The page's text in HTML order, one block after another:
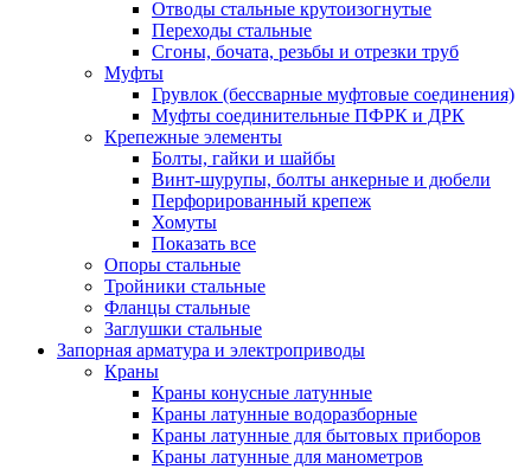
Отводы стальные крутоизогнутые
Переходы стальные
Сгоны, бочата, резьбы и отрезки труб
Муфты
Грувлок (бессварные муфтовые соединения)
Муфты соединительные ПФРК и ДРК
Крепежные элементы
Болты, гайки и шайбы
Винт-шурупы, болты анкерные и дюбели
Перфорированный крепеж
Хомуты
Показать все
Опоры стальные
Тройники стальные
Фланцы стальные
Заглушки стальные
Запорная арматура и электроприводы
Краны
Краны конусные латунные
Краны латунные водоразборные
Краны латунные для бытовых приборов
Краны латунные для манометров